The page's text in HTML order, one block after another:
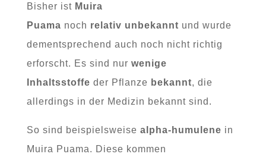
Bisher ist Muira
Puama noch relativ unbekannt und wurde
dementsprechend auch noch nicht richtig
erforscht. Es sind nur wenige
Inhaltsstoffe der Pflanze bekannt, die
allerdings in der Medizin bekannt sind.
So sind beispielsweise alpha-humulene in
Muira Puama. Diese kommen